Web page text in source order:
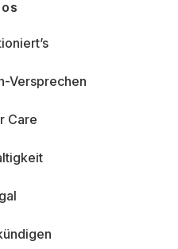
Versprechen
Care